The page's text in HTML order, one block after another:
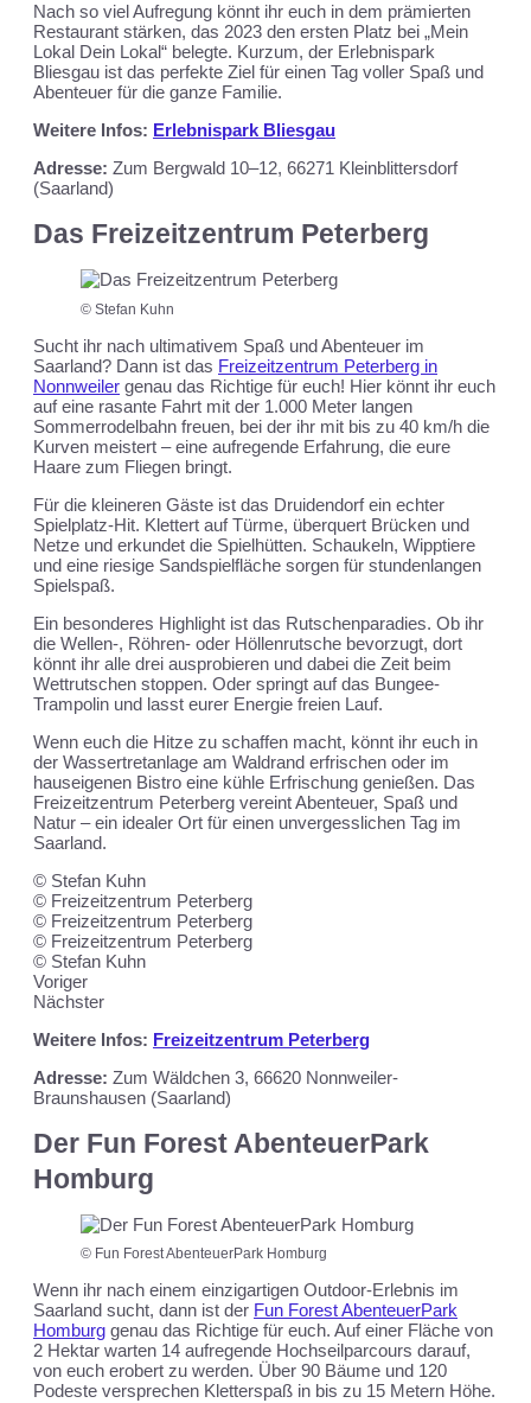
Nach so viel Aufregung könnt ihr euch in dem prämierten
Restaurant stärken, das 2023 den ersten Platz bei „Mein
Lokal Dein Lokal“ belegte. Kurzum, der Erlebnispark
Bliesgau ist das perfekte Ziel für einen Tag voller Spaß und
Abenteuer für die ganze Familie.
Weitere Infos: Erlebnispark Bliesgau
Adresse: Zum Bergwald 10–12, 66271 Kleinblittersdorf
(Saarland)
Das Freizeitzentrum Peterberg
© Stefan Kuhn
Sucht ihr nach ultimativem Spaß und Abenteuer im
Saarland? Dann ist das Freizeitzentrum Peterberg in
Nonnweiler genau das Richtige für euch! Hier könnt ihr euch
auf eine rasante Fahrt mit der 1.000 Meter langen
Sommerrodelbahn freuen, bei der ihr mit bis zu 40 km/h die
Kurven meistert – eine aufregende Erfahrung, die eure
Haare zum Fliegen bringt.
Für die kleineren Gäste ist das Druidendorf ein echter
Spielplatz-Hit. Klettert auf Türme, überquert Brücken und
Netze und erkundet die Spielhütten. Schaukeln, Wipptiere
und eine riesige Sandspielfläche sorgen für stundenlangen
Spielspaß.
Ein besonderes Highlight ist das Rutschenparadies. Ob ihr
die Wellen-, Röhren- oder Höllenrutsche bevorzugt, dort
könnt ihr alle drei ausprobieren und dabei die Zeit beim
Wettrutschen stoppen. Oder springt auf das Bungee-
Trampolin und lasst eurer Energie freien Lauf.
Wenn euch die Hitze zu schaffen macht, könnt ihr euch in
der Wassertretanlage am Waldrand erfrischen oder im
hauseigenen Bistro eine kühle Erfrischung genießen. Das
Freizeitzentrum Peterberg vereint Abenteuer, Spaß und
Natur – ein idealer Ort für einen unvergesslichen Tag im
Saarland.
© Stefan Kuhn
© Freizeitzentrum Peterberg
© Freizeitzentrum Peterberg
© Freizeitzentrum Peterberg
© Stefan Kuhn
Voriger
Nächster
Weitere Infos: Freizeitzentrum Peterberg
Adresse: Zum Wäldchen 3, 66620 Nonnweiler-
Braunshausen (Saarland)
Der Fun Forest AbenteuerPark
Homburg
© Fun Forest AbenteuerPark Homburg
Wenn ihr nach einem einzigartigen Outdoor-Erlebnis im
Saarland sucht, dann ist der Fun Forest AbenteuerPark
Homburg genau das Richtige für euch. Auf einer Fläche von
2 Hektar warten 14 aufregende Hochseilparcours darauf,
von euch erobert zu werden. Über 90 Bäume und 120
Podeste versprechen Kletterspaß in bis zu 15 Metern Höhe.